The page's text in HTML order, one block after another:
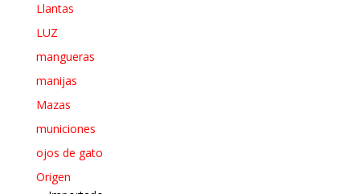
Llantas
LUZ
mangueras
manijas
Mazas
municiones
ojos de gato
Origen